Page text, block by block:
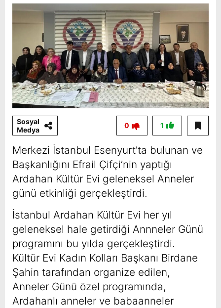
Sosyal
Medya
1
0
Merkezi İstanbul Esenyurt’ta bulunan ve
Başkanlığını Efrail Çifçi’nin yaptığı
Ardahan Kültür Evi geleneksel Anneler
günü etkinliği gerçekleştirdi.
İstanbul Ardahan Kültür Evi her yıl
geleneksel hale getirdiği Annneler Günü
programını bu yılda gerçekleştirdi.
Kültür Evi Kadın Kolları Başkanı Birdane
Şahin tarafından organize edilen,
Anneler Günü özel programında,
Ardahanlı anneler ve babaanneler